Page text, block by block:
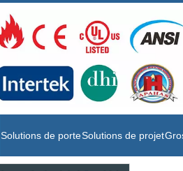
Solutions de porteSolutions de projet